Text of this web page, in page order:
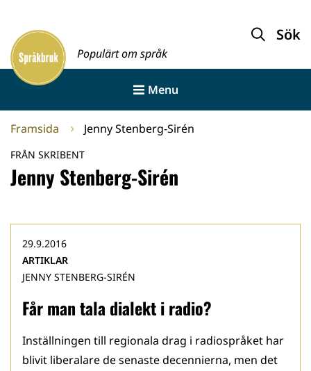
innehållet
Framsida
Populärt om språk
Sök
Menu
Framsida Jenny Stenberg-Sirén
FRÅN SKRIBENT
Jenny Stenberg-Sirén
Får man tala dialekt i radio?
29.9.2016
ARTIKLAR
JENNY STENBERG-SIRÉN
Inställningen till regionala drag i radiospråket har
blivit liberalare de senaste decennierna, men det